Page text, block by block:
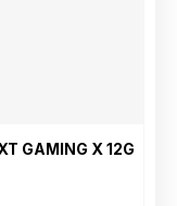
GAMING X 12G